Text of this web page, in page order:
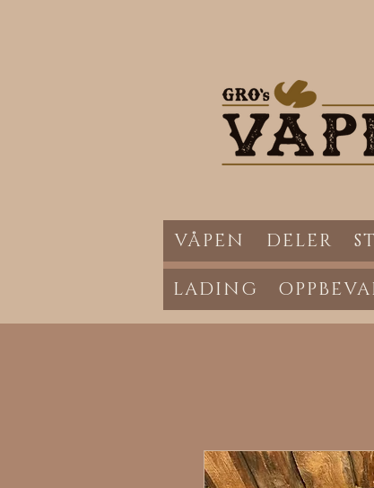
VÅPEN DELER
LADING